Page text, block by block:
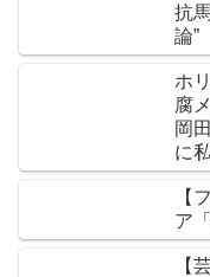
抗
論”
ホ
腐
岡
に
【
ア
【